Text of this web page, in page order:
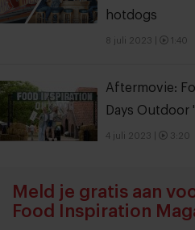
hotdogs
8 juli 2023 1:40
Aftermovie:
Days Outdoor
4 juli 2023 3:20
Meld je gratis aan
Food Inspiration